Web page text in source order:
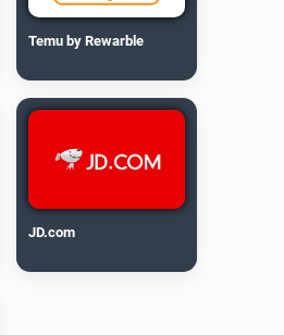
Temu by Rewarble
JD.com